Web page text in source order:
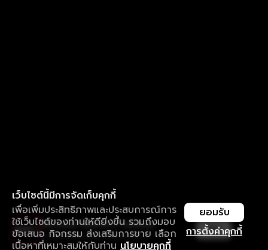
เว็บไซต์นี้มีการจัดเก็บคุกกี้
เพื่อเพิ่มประสิทธิภาพและประสบการณ์การ
ใช้เว็บไซต์ของท่านให้ดียิ่งขึ้น รวมถึงมอบ
ข้อเสนอ กิจกรรม ส่งเสริมการขาย เลือก
เนื้อหาที่เหมาะสมให้กับท่าน นโยบายคุกกี้
การตั้งค่าคุกกี้
ยอมรับ
ใช้งานแอป ลื่นไหลกว่า ไม่มีสะดุด
ดาวน์โหลดแอปเพื่อการรับชมที่ดีกว่า เปิด